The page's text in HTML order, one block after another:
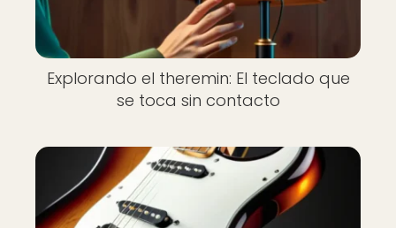
Explorando el theremin: El teclado que
se toca sin contacto